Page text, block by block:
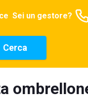
Sei un gestore?
Cerca